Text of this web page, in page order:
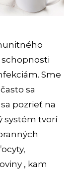
Sme
sa
pozrieť na
systém tvorí
, kam